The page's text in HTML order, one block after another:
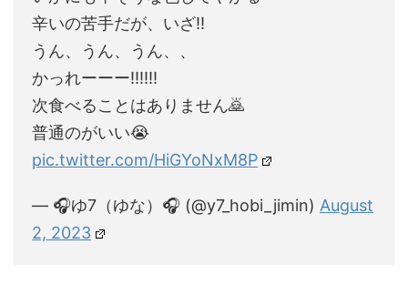
辛いの苦手だが、いざ‼️
うん、うん、うん、、
かっれーーー‼️‼️‼️
次食べることはありません🙇
普通のがいい😭
pic.twitter.com/HiGYoNxM8P
— 🎧ゆ7（ゆな）🎧 (@y7_hobi_jimin) August
2, 2023